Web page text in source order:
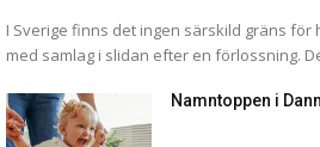
I Sverige finns det ingen särskild gräns för
med samlag i slidan efter en förlossning.
Namntoppen i